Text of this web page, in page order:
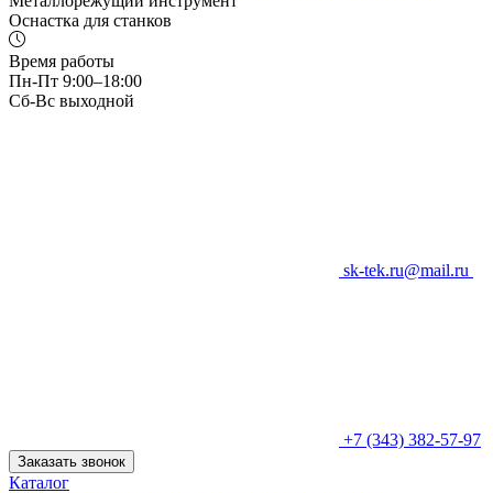
Оснастка для станков
Время работы
Пн-Пт 9:00–18:00
Сб-Вс выходной
sk-tek.ru@mail.ru
+7 (343) 382-57-97
Заказать звонок
Каталог